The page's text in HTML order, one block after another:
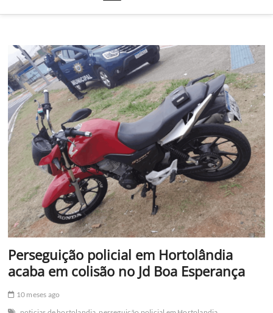
Perseguição policial em Hortolândia
acaba em colisão no Jd Boa Esperança
10 meses ago